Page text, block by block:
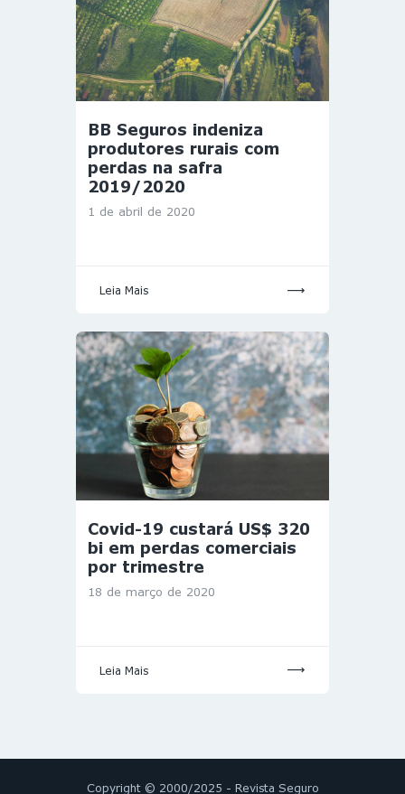
BB Seguros indeniza
produtores rurais com
perdas na safra
2019/2020
1 de abril de 2020
Leia Mais
Covid-19 custará US$ 320
bi em perdas comerciais
por trimestre
18 de março de 2020
Leia Mais
Copyright © 2000/2025 - Revista Seguro